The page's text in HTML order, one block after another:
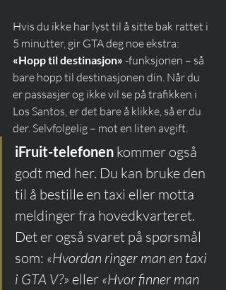
Hvis du ikke har lyst til å sitte bak rattet i
5 minutter, gir GTA deg noe ekstra:
«Hopp til destinasjon» -funksjonen – så
bare hopp til destinasjonen din. Når du
er passasjer og ikke vil se på trafikken i
Los Santos, er det bare å klikke, så er du
der. Selvfølgelig – mot en liten avgift.
iFruit-telefonen kommer også
godt med her. Du kan bruke den
til å bestille en taxi eller motta
meldinger fra hovedkvarteret.
Det er også svaret på spørsmål
som: «Hvordan ringer man en taxi
i GTA V?» eller «Hvor finner man